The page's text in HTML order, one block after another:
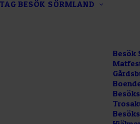
BESÖK SÖRMLAND
Besök